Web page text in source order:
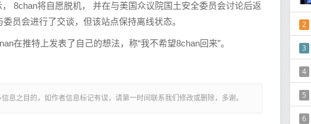
8chan将自愿脱机， 并在与美国众议院国土安全委员会讨论后返
员会进行了交谈，但该站点保持离线状态。
在推特上发表了自己的想法，称“我不希望8chan回来”。
息之目的，如作者信息标记有误，请第一时间联系我们修改或删除，多谢。
2
3
4
5
6